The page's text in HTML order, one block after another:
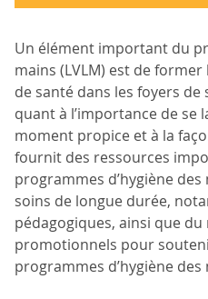
Un élément important du
mains (LVLM) est de
de santé dans les foyers
quant à l’importance de se
moment propice et à la
fournit des ressources
programmes d’hygiène
soins de longue durée,
pédagogiques, ainsi que
promotionnels pour
programmes d’hygiène des